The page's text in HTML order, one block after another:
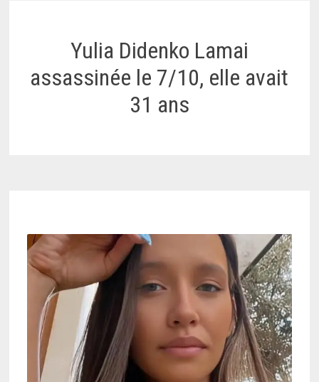
Yulia Didenko Lamai
assassinée le 7/10, elle avait
31 ans